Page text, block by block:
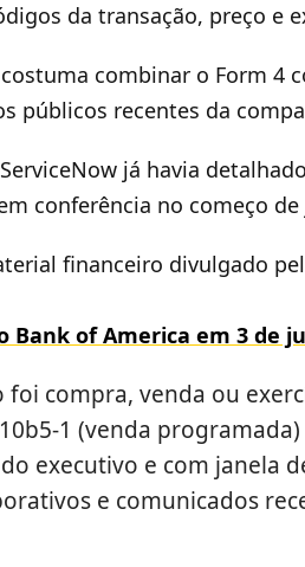
da transação, preço e
combinar o Form 4
públicos recentes da
já havia
conferência no começo
financeiro divulgado
of America em 3 de
compra, venda ou
1 (venda programada)
executivo e com janela
e comunicados